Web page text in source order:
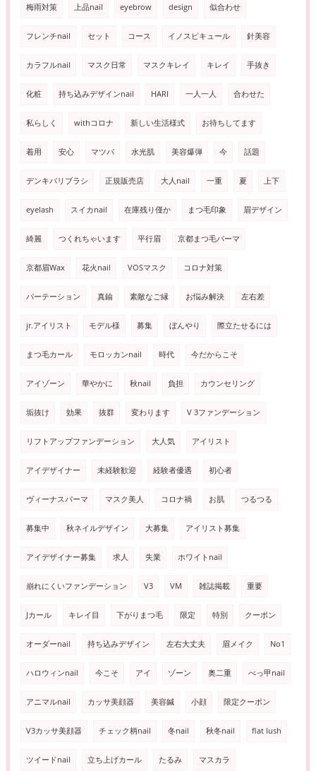
梅雨対策 上品nail eyebrow design 似合わせ
フレンチnail セット コース イノスピキュール 針美容
カラフルnail マスク日常 マスクキレイ キレイ 手抜き
化粧 持ち込みデザインnail HARI 一人一人 合わせた
私らしく withコロナ 新しい生活様式 お待ちしてます
着用 安心 マツパ 水光肌 美容爆弾 今 話題
デンキバリブラシ 正規販売店 大人nail 一重 夏 上下
eyelash スイカnail 在庫残り僅か まつ毛印象 眉デザイン
綺麗 つくれちゃいます 平行眉 京都まつ毛パーマ
京都眉Wax 花火nail VOSマスク コロナ対策
パーテーション 真鍮 素敵なご縁 お悩み解決 左右差
jr.アイリスト モデル様 募集 ぼんやり 際立たせるには
まつ毛カール モロッカンnail 時代 今だからこそ
アイゾーン 華やかに 秋nail 負担 カウンセリング
垢抜け 効果 抜群 変わります V 3ファンデーション
リフトアップファンデーション 大人気 アイリスト
アイデザイナー 未経験歓迎 経験者優遇 初心者
ヴィーナスパーマ マスク美人 コロナ禍 お肌 つるつる
募集中 秋ネイルデザイン 大募集 アイリスト募集
アイデザイナー募集 求人 失業 ホワイトnail
崩れにくいファンデーション V3 VM 雑誌掲載 重要
Jカール キレイ目 下がりまつ毛 限定 特別 クーポン
オーダーnail 持ち込みデザイン 左右大丈夫 眉メイク No1
ハロウィンnail 今こそ アイ ゾーン 奥二重 べっ甲nail
アニマルnail カッサ美顔器 美容鍼 小顔 限定クーポン
V3カッサ美顔器 チェック柄nail 冬nail 秋冬nail flat lush
ツイードnail 立ち上げカール たるみ マスカラ